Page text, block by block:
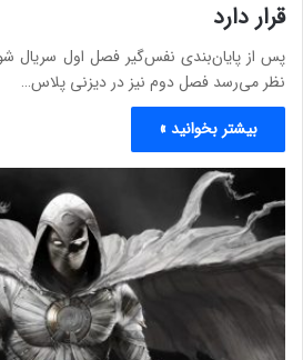
قرار دارد
نظر می‌‌رسد فصل دوم نیز در دیزنی پلاس…
بیشتر بخوانید »